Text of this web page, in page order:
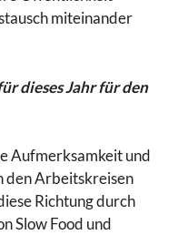
miteinander
dieses Jahr für den
Aufmerksamkeit und
den Arbeitskreisen
Richtung durch
Slow Food und